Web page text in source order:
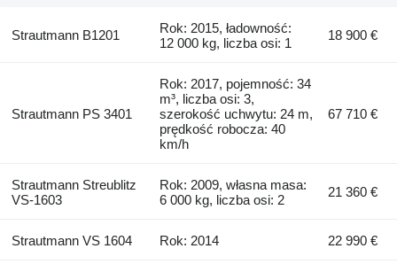
Strautmann B1201
Rok: 2015, ładowność:
12 000 kg, liczba osi: 1
18 900 €
Strautmann PS 3401
Rok: 2017, pojemność: 34
m³, liczba osi: 3,
szerokość uchwytu: 24 m,
prędkość robocza: 40
km/h
67 710 €
Strautmann Streublitz
VS-1603
Rok: 2009, własna masa:
6 000 kg, liczba osi: 2
21 360 €
Strautmann VS 1604 Rok: 2014 22 990 €